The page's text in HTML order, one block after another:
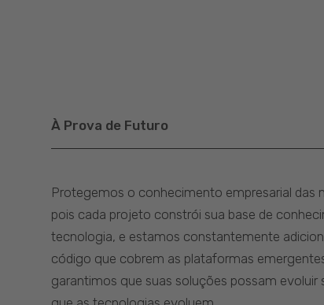
À Prova de Futuro
Protegemos o conhecimento empresarial das
pois cada projeto constrói sua base de
tecnologia, e estamos constantemente
código que cobrem as plataformas
garantimos que suas soluções possam evoluir